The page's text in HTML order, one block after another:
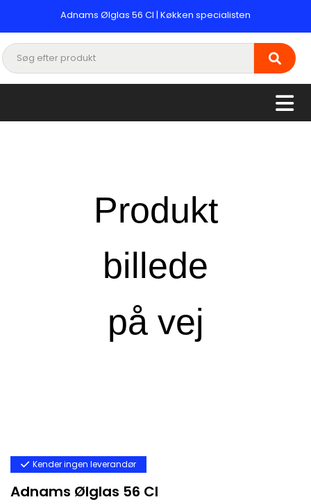
Adnams Ølglas 56 Cl | Køkken specialisten
Kender ingen leverandør
Adnams Ølglas 56 Cl